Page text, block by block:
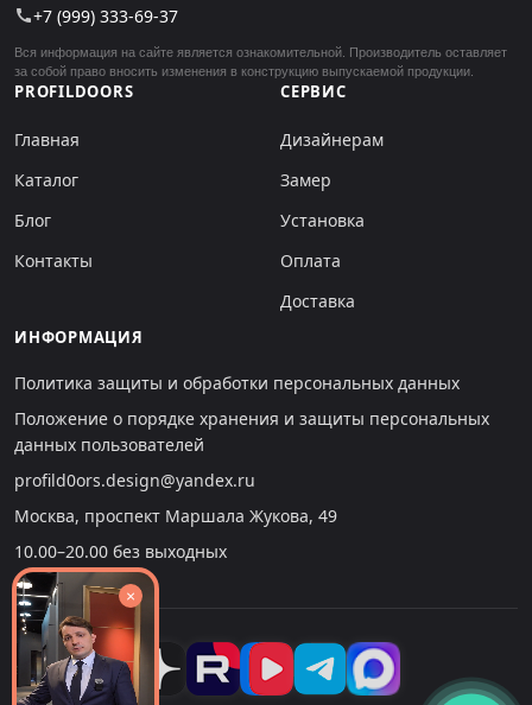
call+7 (999) 333-69-37
Вся информация на сайте является ознакомительной. Производитель оставляет
за собой право вносить изменения в конструкцию выпускаемой продукции.
PROFILDOORS
Главная
Каталог
Блог
Контакты
СЕРВИС
Дизайнерам
Замер
Установка
Оплата
Доставка
ИНФОРМАЦИЯ
Политика защиты и обработки персональных данных
Положение о порядке хранения и защиты персональных
данных пользователей
profild0ors.design@yandex.ru
Москва, проспект Маршала Жукова, 49
10.00–20.00 без выходных
×